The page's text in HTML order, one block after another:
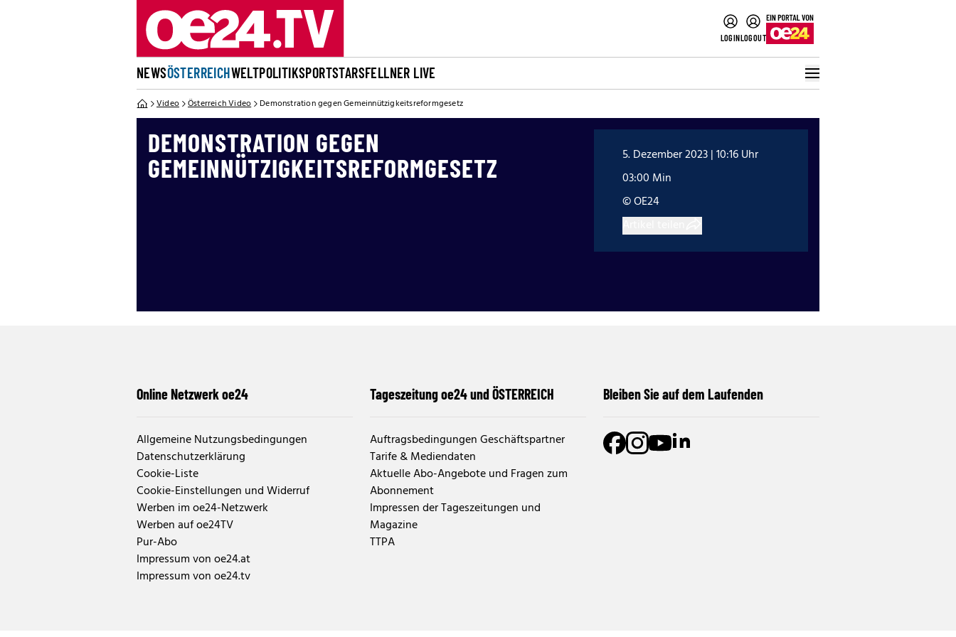
LOGINLOGOUT
NEWSÖSTERREICHWELTPOLITIKSPORTSTARSFELLNER LIVE
Video Österreich Video Demonstration gegen Gemeinnützigkeitsreformgesetz
DEMONSTRATION GEGEN
GEMEINNÜTZIGKEITSREFORMGESETZ
5. Dezember 2023 | 10:16 Uhr
03:00 Min
© OE24
Online Netzwerk oe24
Allgemeine Nutzungsbedingungen
Datenschutzerklärung
Cookie-Liste
Cookie-Einstellungen und Widerruf
Werben im oe24-Netzwerk
Werben auf oe24TV
Pur-Abo
Impressum von oe24.at
Impressum von oe24.tv
Tageszeitung oe24 und ÖSTERREICH
Auftragsbedingungen Geschäftspartner
Tarife & Mediendaten
Aktuelle Abo-Angebote und Fragen zum
Abonnement
Impressen der Tageszeitungen und
Magazine
TTPA
Bleiben Sie auf dem Laufenden